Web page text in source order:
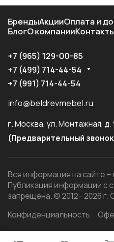
БрендыАкцииОплата и
БлогО компании
+7 (965) 129-00-85
+7 (499) 714-44-54
+7 (991) 714-44-54
info@beldrevmebel.ru
г. Москва, ул. Монтажная, д.
(Предварительный
Вся информация на сайте –
Публикация информации с
запрещена. © 2012– 2026
Конфиденциальность